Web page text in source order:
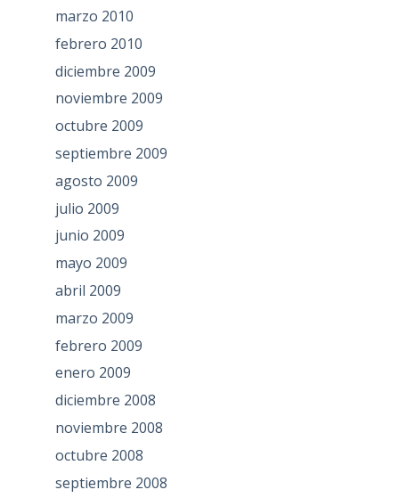
marzo 2010
febrero 2010
diciembre 2009
noviembre 2009
octubre 2009
septiembre 2009
agosto 2009
julio 2009
junio 2009
mayo 2009
abril 2009
marzo 2009
febrero 2009
enero 2009
diciembre 2008
noviembre 2008
octubre 2008
septiembre 2008